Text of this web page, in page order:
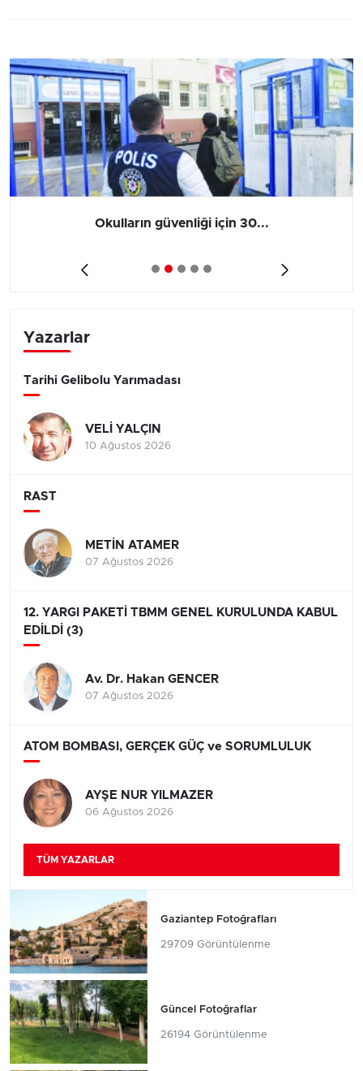
Okulların güvenliği için 30...
Yazarlar
Tarihi Gelibolu Yarımadası
VELİ YALÇIN
10 Ağustos 2026
RAST
METİN ATAMER
07 Ağustos 2026
12. YARGI PAKETİ TBMM GENEL KURULUNDA KABUL
EDİLDİ (3)
Av. Dr. Hakan GENCER
07 Ağustos 2026
ATOM BOMBASI, GERÇEK GÜÇ ve SORUMLULUK
AYŞE NUR YILMAZER
06 Ağustos 2026
TÜM YAZARLAR
Gaziantep Fotoğrafları
29709 Görüntülenme
Güncel Fotoğraflar
26194 Görüntülenme